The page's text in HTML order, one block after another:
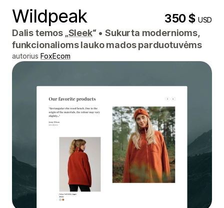
Wildpeak 350 $USD
Dalis temos „Sleek“ • Sukurta modernioms,
funkcionalioms lauko mados parduotuvėms
autorius FoxEcom